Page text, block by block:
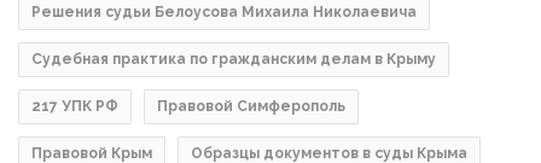
Решения судьи Белоусова Михаила Николаевича
Судебная практика по гражданским делам в Крыму
217 УПК РФ Правовой Симферополь
Правовой Крым Образцы документов в суды Крыма